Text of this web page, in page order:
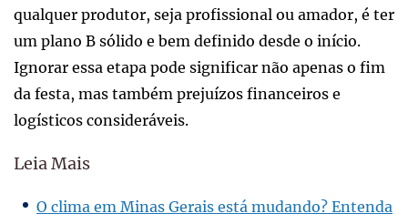
qualquer produtor, seja profissional ou amador, é ter
um plano B sólido e bem definido desde o início.
Ignorar essa etapa pode significar não apenas o fim
da festa, mas também prejuízos financeiros e
logísticos consideráveis.
Leia Mais
O clima em Minas Gerais está mudando? Entenda